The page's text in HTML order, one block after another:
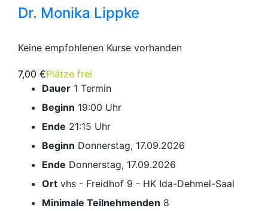
Dr. Monika Lippke
Keine empfohlenen Kurse vorhanden
7,00 €Plätze frei
Dauer 1 Termin
Beginn 19:00 Uhr
Ende 21:15 Uhr
Beginn Donnerstag, 17.09.2026
Ende Donnerstag, 17.09.2026
Ort vhs - Freidhof 9 - HK Ida-Dehmel-Saal
Minimale Teilnehmenden 8